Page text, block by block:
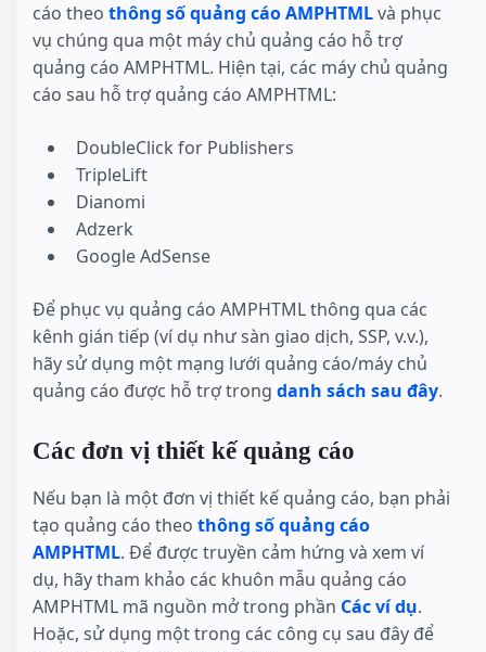
cáo theo thông số quảng cáo AMPHTMLvà phục
vụ chúng qua một máy chủ quảng cáo hỗ trợ
quảng cáo AMPHTML. Hiện tại, các máy chủ quảng
cáo sau hỗ trợ quảng cáo AMPHTML:
DoubleClick for Publishers
TripleLift
Dianomi
Adzerk
Google AdSense
Để phục vụ quảng cáo AMPHTML thông qua các
kênh gián tiếp (ví dụ như sàn giao dịch, SSP, v.v.),
hãy sử dụng một mạng lưới quảng cáo/máy chủ
quảng cáo được hỗ trợ trong danh sách sau đây.
Các đơn vị thiết kế quảng cáo
Nếu bạn là một đơn vị thiết kế quảng cáo, bạn phải
tạo quảng cáo theo thông số quảng cáo
AMPHTML. Để được truyền cảm hứng và xem ví
dụ, hãy tham khảo các khuôn mẫu quảng cáo
AMPHTML mã nguồn mở trong phần Các ví dụ.
Hoặc, sử dụng một trong các công cụ sau đây để